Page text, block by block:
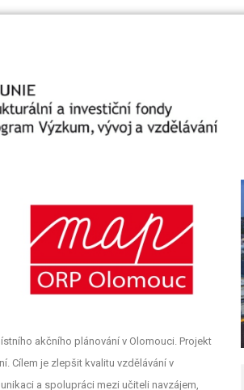
akčního plánování v Olomouci. Projekt
Cílem je zlepšit kvalitu vzdělávání v
a spolupráci mezi učiteli navzájem,